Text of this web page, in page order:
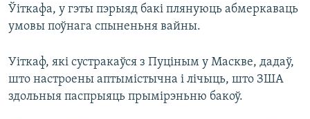
Ўіткафа, у гэты пэрыяд бакі плянуюць абмеркаваць
умовы поўнага спыненьня вайны.
Уіткаф, які сустракаўся з Пуціным у Маскве, дадаў,
што настроены аптымістычна і лічыць, што ЗША
здольныя паспрыяць прымірэньню бакоў.